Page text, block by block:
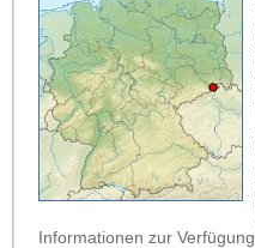
Informationen zur Verfügung